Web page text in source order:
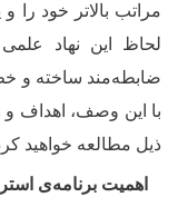
مراتب بالاتر خود را و
لحاظ این نهاد
ضابطه‌مند ساخته و خط
با این وصف، اهداف و
ذیل مطالعه خواهید
اهمیت برنامه‌ی